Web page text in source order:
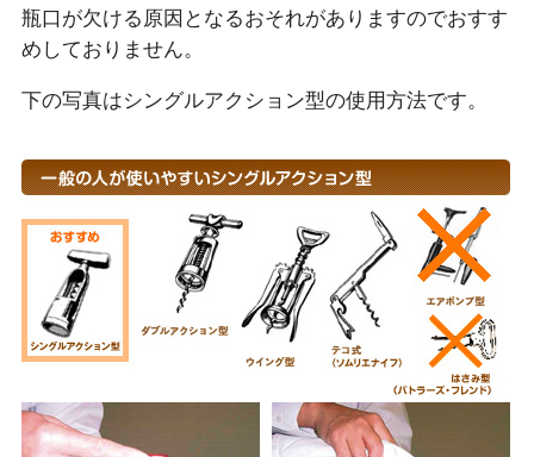
瓶口が欠ける原因となるおそれがありますのでおすす
めしておりません。
下の写真はシングルアクション型の使用方法です。